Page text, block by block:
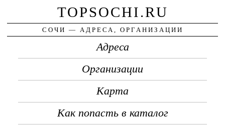
TOPSOCHI.RU
СОЧИ — АДРЕСА, ОРГАНИЗАЦИИ
Адреса
Организации
Карта
Как попасть в каталог